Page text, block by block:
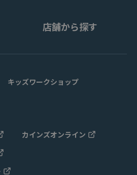
店舗から探す
キッズワークショップ
カインズオンライン